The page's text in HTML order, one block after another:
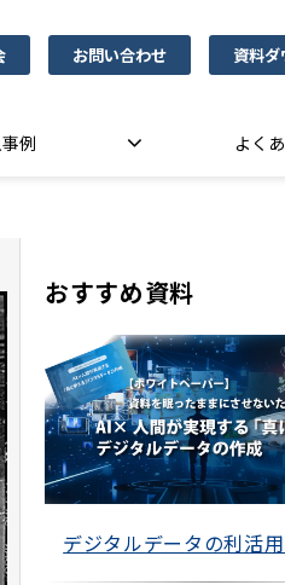
お問い合わせ 資料ダ
例 よく
おすすめ資料
デジタルデータの利活用